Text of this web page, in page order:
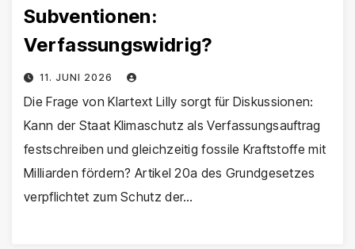
Subventionen:
Verfassungswidrig?
11. JUNI 2026
Die Frage von Klartext Lilly sorgt für Diskussionen:
Kann der Staat Klimaschutz als Verfassungsauftrag
festschreiben und gleichzeitig fossile Kraftstoffe mit
Milliarden fördern? Artikel 20a des Grundgesetzes
verpflichtet zum Schutz der…